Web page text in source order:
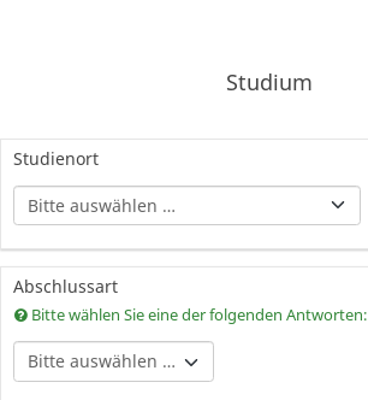
Studium
Studienort
Abschlussart
Bitte wählen Sie eine der folgenden Antworten: